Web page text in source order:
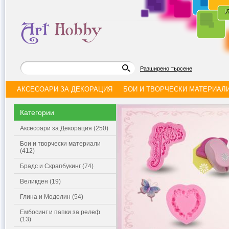
|
Разширено търсене
АКСЕСОАРИ ЗА ДЕКОРАЦИЯ БОИ И ТВОРЧЕСКИ
Категории
Аксесоари за Декорация (250)
Бои и творчески материали
(412)
Брадс и Скрапбукинг (74)
Великден (19)
Глина и Моделин (54)
Ембосинг и папки за релеф
(13)